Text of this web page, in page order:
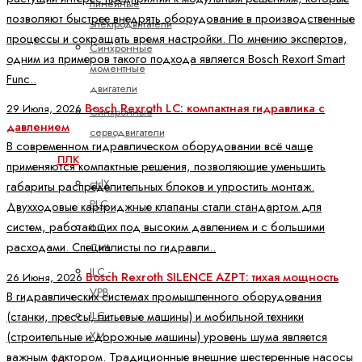
линейные
электродвигатели
Синхронные
моментные
двигатели
Синхронные
серводвигатели
ПЛК
ctrlX
PLC
ILC -
CML
ILC -
VPB
ILC -
XM
позволяют быстрее внедрять оборудование в производственные
процессы и сокращать время настройки. По мнению экспертов,
одним из примеров такого подхода является Bosch Rexort Smart
Func..
29 Июля, 2026 Bosch Rexroth LC: компактная гидравлика с
давлением
В современном гидравлическом оборудовании всё чаще
применяются компактные решения, позволяющие уменьшить
габариты распределительных блоков и упростить монтаж.
Двухходовые картриджные клапаны стали стандартом для
систем, работающих под высоким давлением и с большими
расходами. Специалисты по гидравли..
26 Июня, 2026 Bosch Rexroth SILENCE AZPT: тихая мощность
В гидравлических системах промышленного оборудования
(станки, прессы, литьевые машины) и мобильной техники
(строительные и дорожные машины) уровень шума является
важным фактором. Традиционные внешние шестеренные насосы